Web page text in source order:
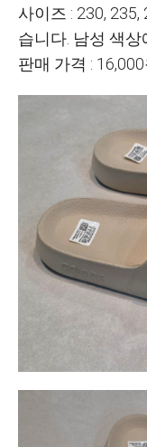
사이즈 : 230,
습니다. 남성 색상
판매 가격 :